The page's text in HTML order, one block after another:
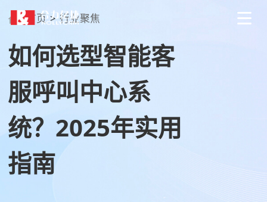
首页 > 行业聚焦
如何选型智能客
服呼叫中心系
统？2025年实用
指南